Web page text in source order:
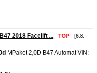
2018 Facelift ... - TOP - [6.8.
MPaket 2,0D B47 Automat VIN: